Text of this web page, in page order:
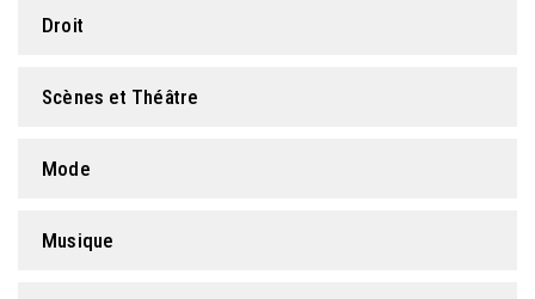
Droit
Scènes et Théâtre
Mode
Musique